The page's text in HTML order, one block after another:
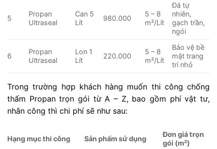
5
Propan
Ultraseal
Can 5
Lít
980.000
5 – 8
m²/Lít
Đá tự
nhiên,
gạch trần,
ngói
6
Propan
Ultraseal
Lon 1
Lít
220.000
5 – 8
m²/Lít
Bảo vệ bề
mặt trang
trí nhỏ
Trong trường hợp khách hàng muốn thi công chống
thấm Propan trọn gói từ A – Z, bao gồm phí vật tư,
nhân công thì chi phí sẽ như sau:
Hạng mục thi công Sản phẩm sử dụng
Đơn giá trọn
gói (m²)